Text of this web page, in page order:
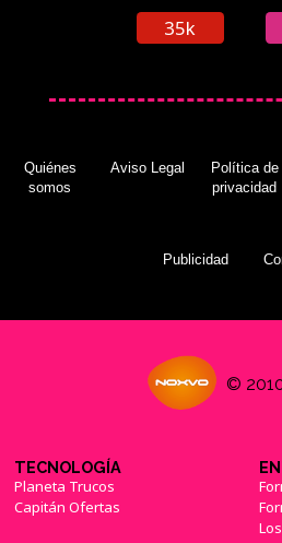
35k
Quiénes
somos
Aviso Legal
Política de
privacidad
Publicidad
©
TECNOLOGÍA
Planeta Trucos
Capitán Ofertas